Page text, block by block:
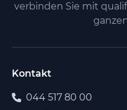
verbinden Sie mit
Kontakt
044 517 80 00